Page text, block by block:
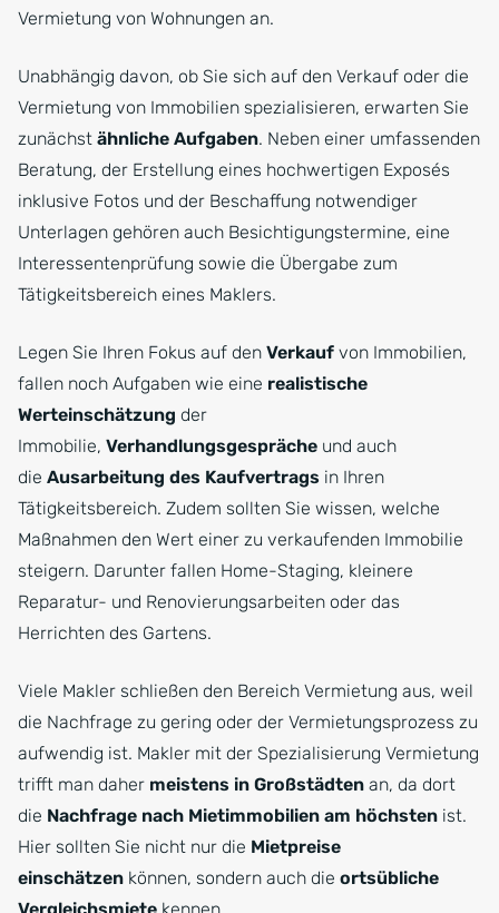
Vermietung von Wohnungen an.
Unabhängig davon, ob Sie sich auf den Verkauf oder die
Vermietung von Immobilien spezialisieren, erwarten Sie
zunächst ähnliche Aufgaben. Neben einer umfassenden
Beratung, der Erstellung eines hochwertigen Exposés
inklusive Fotos und der Beschaffung notwendiger
Unterlagen gehören auch Besichtigungstermine, eine
Interessentenprüfung sowie die Übergabe zum
Tätigkeitsbereich eines Maklers.
Legen Sie Ihren Fokus auf den Verkauf von Immobilien,
fallen noch Aufgaben wie eine realistische
Werteinschätzung der
Immobilie, Verhandlungsgespräche und auch
die Ausarbeitung des Kaufvertrags in Ihren
Tätigkeitsbereich. Zudem sollten Sie wissen, welche
Maßnahmen den Wert einer zu verkaufenden Immobilie
steigern. Darunter fallen Home-Staging, kleinere
Reparatur- und Renovierungsarbeiten oder das
Herrichten des Gartens.
Viele Makler schließen den Bereich Vermietung aus, weil
die Nachfrage zu gering oder der Vermietungsprozess zu
aufwendig ist. Makler mit der Spezialisierung Vermietung
trifft man daher meistens in Großstädten an, da dort
die Nachfrage nach Mietimmobilien am höchsten ist.
Hier sollten Sie nicht nur die Mietpreise
einschätzen können, sondern auch die ortsübliche